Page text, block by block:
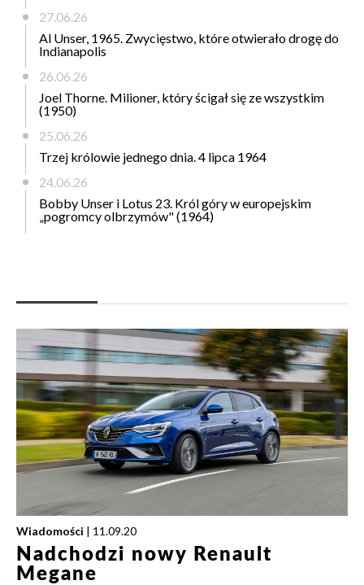
27.06.26
Al Unser, 1965. Zwycięstwo, które otwierało drogę do
Indianapolis
26.06.26
Joel Thorne. Milioner, który ścigał się ze wszystkim
(1950)
25.06.26
Trzej królowie jednego dnia. 4 lipca 1964
24.06.26
Bobby Unser i Lotus 23. Król góry w europejskim
„pogromcy olbrzymów" (1964)
Wiadomości | 11.09.20
Nadchodzi nowy Renault
Megane